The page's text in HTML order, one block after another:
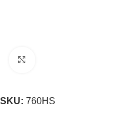
SKU: 760HS